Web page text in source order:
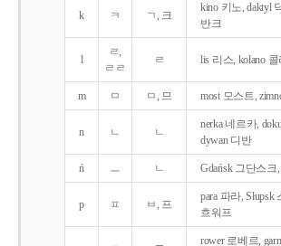
k ㅋ ㄱ, 크
kino 키노, daktyl
반크
l
ㄹ,
ㄹㄹ
ㄹ lis 리스, kolano
m ㅁ ㅁ, 므 most 모스트,
n ㄴ ㄴ
nerka 네르카,
dywan 디반
ń ㅡ ㄴ Gdańsk 그단스크
p ㅍ ㅂ, 프
para 파라, Słupsk
흐워프
rower 로베르,